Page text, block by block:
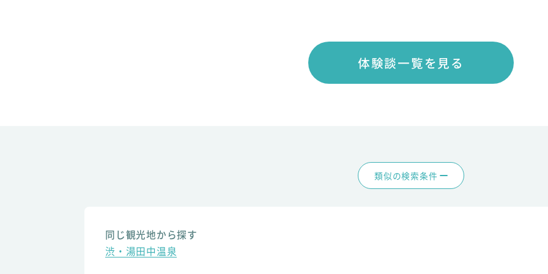
体験談一覧を見る
類似の検索条件
同じ観光地から探す
渋・湯田中温泉